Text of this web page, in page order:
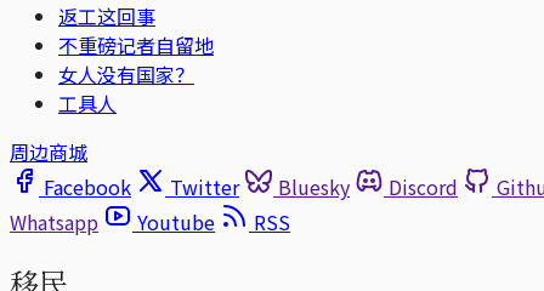
返工这回事
不重磅记者自留地
女人没有国家？
工具人
周边商城
Facebook
Twitter Bluesky Discord
Whatsapp
Youtube RSS
移民